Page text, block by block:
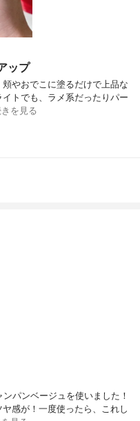
ップ
やおでこに塗るだけで上品な
トでも、ラメ系だったりパー
を見る
パンベージュを使いました！
感が！一度使ったら、これし